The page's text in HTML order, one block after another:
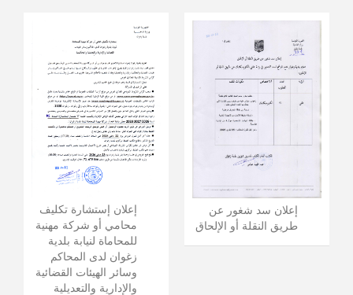
إعلان سد شغور عن
طريق النقلة أو الإلحاق
إعلان إستشارة تكليف
محامي أو شركة مهنية
للمحاماة لنيابة بلدية
زغوان لدى المحاكم
وسائر الهيئات القضائية
والإدارية والتعديلية